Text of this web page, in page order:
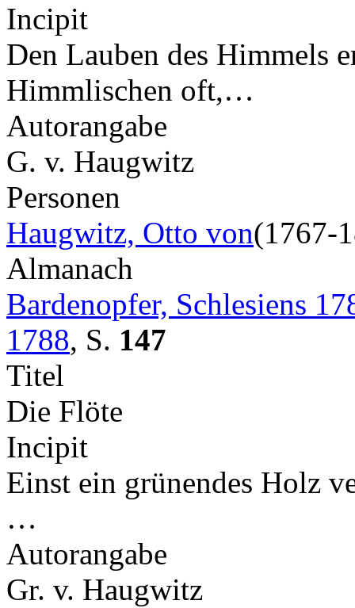
Incipit
Den Lauben des Himmels
Himmlischen oft,…
Autorangabe
G. v. Haugwitz
Personen
Haugwitz, Otto von(1767-
Almanach
Bardenopfer, Schlesiens
1788, S. 147
Titel
Die Flöte
Incipit
Einst ein grünendes Holz
…
Autorangabe
Gr. v. Haugwitz